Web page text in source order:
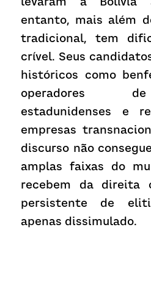
entanto, mais além
tradicional, tem
crível. Seus
históricos como
operadores
estadunidenses e
empresas
discurso não
amplas faixas do
recebem da direita
persistente de
apenas dissimulado.